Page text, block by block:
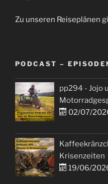
Zu unseren Reiseplänen
PODCAST –
pp294 - Jojo
02/07/
Krisenzeiten
19/06/